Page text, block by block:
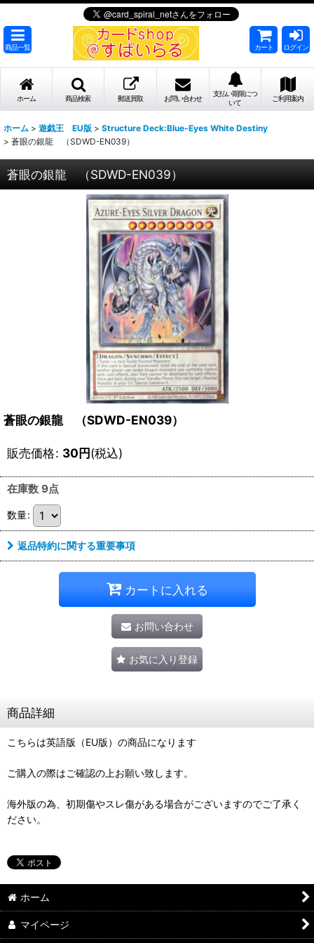
商品一覧 カート ログイン
ホーム 商品検索 郵送買取 お問い合わせ
支払い期限につ
いて
ご利用案内
ホーム > 遊戯王 EU版 > Structure Deck:Blue-Eyes White Destiny
> 蒼眼の銀龍 （SDWD-EN039）
蒼眼の銀龍 （SDWD-EN039）
蒼眼の銀龍 （SDWD-EN039）
販売価格: 30円(税込)
在庫数 9点
数量:
返品特約に関する重要事項
カートに入れる
お問い合わせ
お気に入り登録
商品詳細
こちらは英語版（EU版）の商品になります
ご購入の際はご確認の上お願い致します。
海外版の為、初期傷やスレ傷がある場合がございますのでご了承く
ださい。
ホーム
マイページ